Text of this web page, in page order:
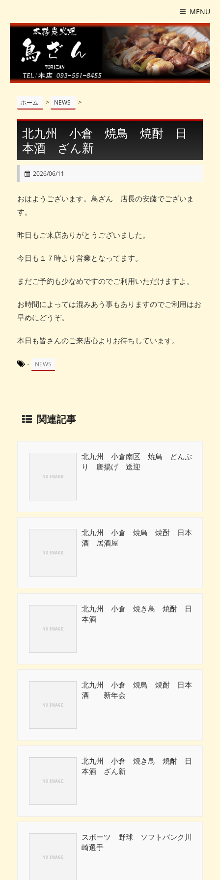
MENU
ホーム > NEWS >
北九州 小倉 焼鳥 焼酎 日
本酒 ざん新
2026/06/11
おはようございます。鳥ざん 店長の安藤でございま
す。
昨日もご来店ありがとうございました。
今日も１７時より営業となってます。
まだご予約も少なめですのでご利用いただけますよ。
お時間によっては混みあう事もありますのでご利用はお
早めにどうぞ。
本日も皆さんのご来店心よりお待ちしています。
- NEWS
関連記事
北九州 小倉南区 焼鳥 どんぶ
り 唐揚げ 送迎
北九州 小倉 焼鳥 焼酎 日本
酒 居酒屋
北九州 小倉 焼き鳥 焼酎 日
本酒
北九州 小倉 焼鳥 焼酎 日本
酒 新年会
北九州 小倉 焼き鳥 焼酎 日
本酒 ざん新
スポーツ 野球 ソフトバンク川
崎選手